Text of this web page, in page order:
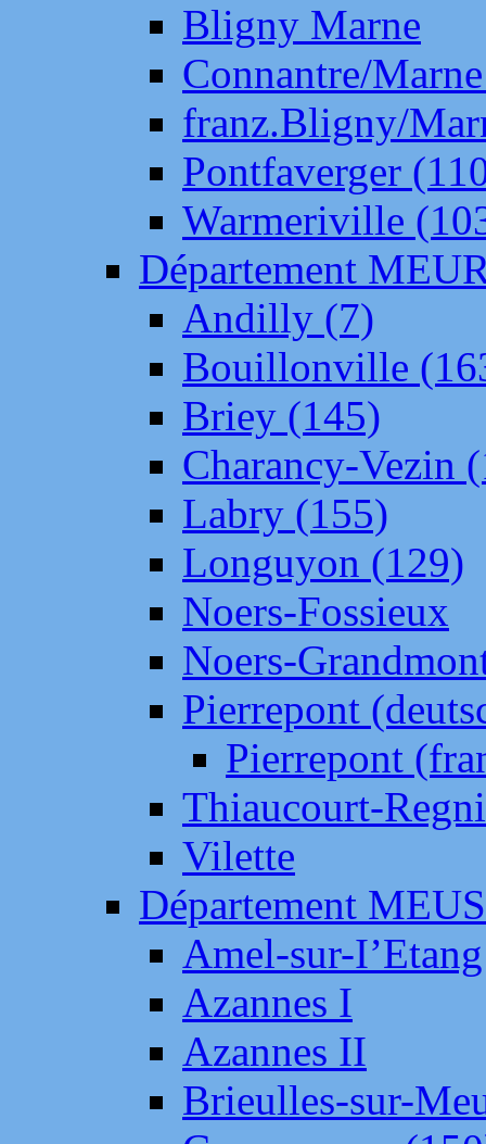
Bligny Marne
Connantre/
franz.Bligny/
Pontfaverger
Warmeriville
Département
Andilly (7)
Bouillonville
Briey (145)
Charancy-Vezin
Labry (155)
Longuyon (129)
Noers-Fossieux
Noers-
Pierrepont
Pierrepont
Thiaucourt-
Vilette
Département
Amel-sur-
Azannes I
Azannes II
Brieulles-sur-